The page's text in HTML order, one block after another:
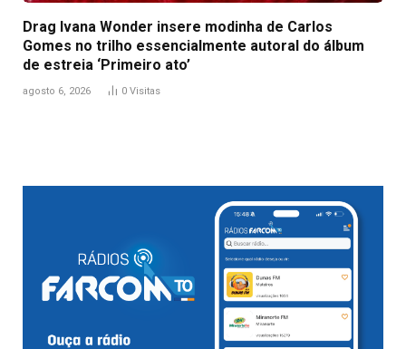
Drag Ivana Wonder insere modinha de Carlos
Gomes no trilho essencialmente autoral do álbum
de estreia ‘Primeiro ato’
agosto 6, 2026 0 Visitas